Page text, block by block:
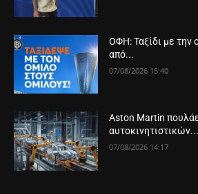
ΟΦΗ: Ταξίδι με την
από...
07/08/2026 15:40
Aston Martin
αυτοκινητιστικών...
07/08/2026 14:17